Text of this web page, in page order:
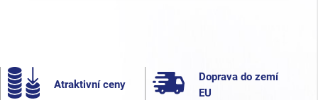
Atraktivní ceny
Doprava do zemí
EU